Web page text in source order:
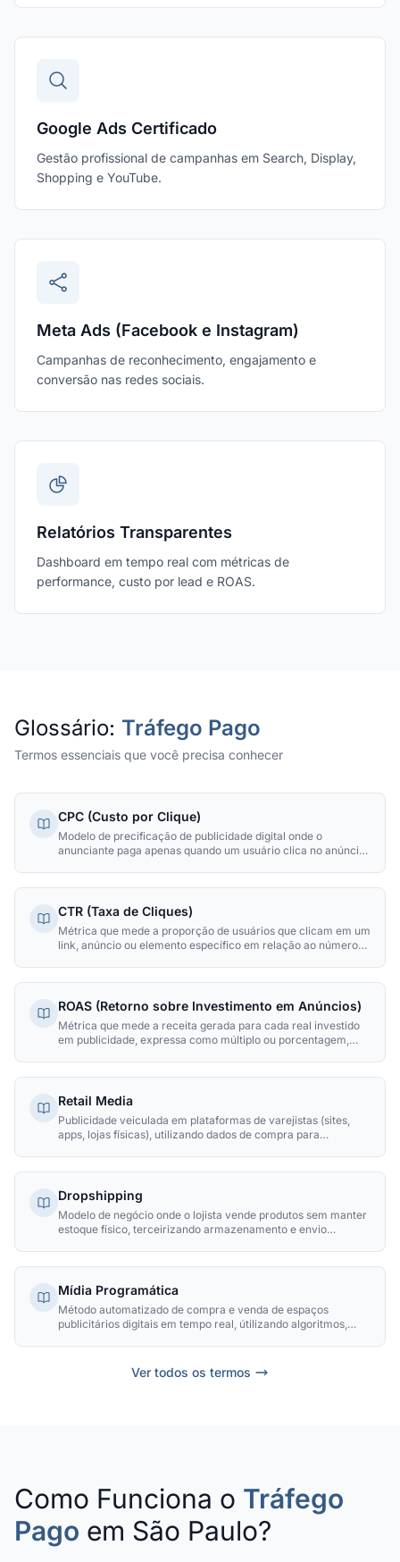
Google Ads Certificado
Gestão profissional de campanhas em Search, Display,
Shopping e YouTube.
Meta Ads (Facebook e Instagram)
Campanhas de reconhecimento, engajamento e
conversão nas redes sociais.
Relatórios Transparentes
Dashboard em tempo real com métricas de
performance, custo por lead e ROAS.
Glossário: Tráfego Pago
Termos essenciais que você precisa conhecer
CPC (Custo por Clique)
Modelo de precificação de publicidade digital onde o
anunciante paga apenas quando um usuário clica no anúncio,
CTR (Taxa de Cliques)
Métrica que mede a proporção de usuários que clicam em um
link, anúncio ou elemento específico em relação ao número
ROAS (Retorno sobre Investimento em Anúncios)
Métrica que mede a receita gerada para cada real investido
em publicidade, expressa como múltiplo ou porcentagem,
Retail Media
Publicidade veiculada em plataformas de varejistas (sites,
apps, lojas físicas), utilizando dados de compra para
Dropshipping
Modelo de negócio onde o lojista vende produtos sem manter
estoque físico, terceirizando armazenamento e envio
Mídia Programática
Método automatizado de compra e venda de espaços
publicitários digitais em tempo real, útilizando algoritmos,
Ver todos os termos
Como Funciona o Tráfego
Pago em São Paulo?